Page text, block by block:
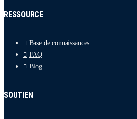
RESSOURCE
Base de connaissances
FAQ
Blog
SOUTIEN